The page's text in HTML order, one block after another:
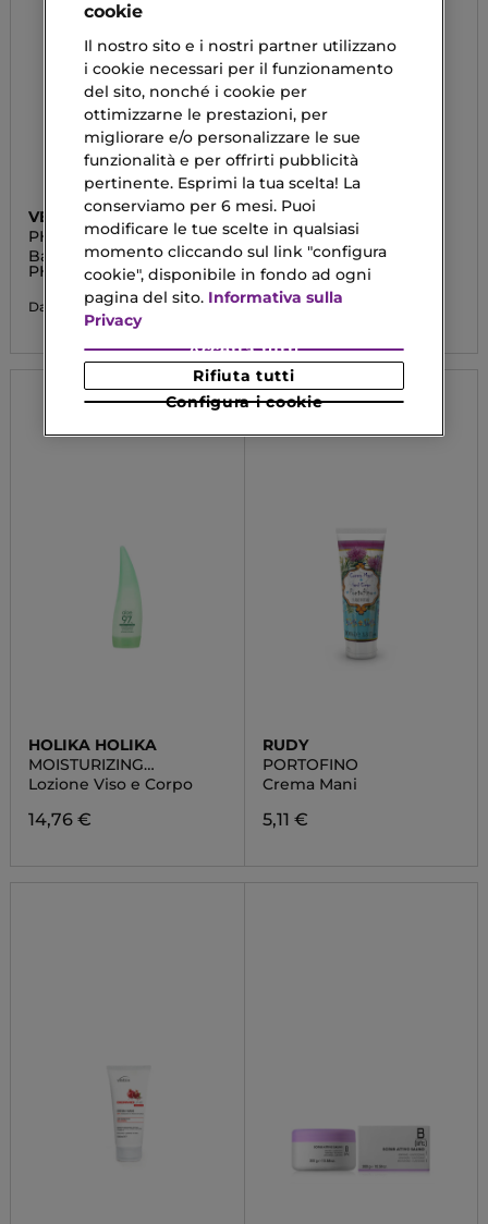
VEBIX
PHYTAMIN NATURAL
Bagnodoccia Fisiologico
PH 5.5
Da 7,50 €
RITUALS
THE RITUAL OF KARMA
Maschera Corpo Notte
16,90 €
HOLIKA HOLIKA
MOISTURIZING
SOOTHING LOTION
Lozione Viso e Corpo
14,76 €
RUDY
PORTOFINO
Crema Mani
5,11 €
cookie
Il nostro sito e i nostri partner utilizzano
i cookie necessari per il funzionamento
del sito, nonché i cookie per
ottimizzarne le prestazioni, per
migliorare e/o personalizzare le sue
funzionalità e per offrirti pubblicità
pertinente. Esprimi la tua scelta! La
conserviamo per 6 mesi. Puoi
modificare le tue scelte in qualsiasi
momento cliccando sul link "configura
cookie", disponibile in fondo ad ogni
pagina del sito. Informativa sulla
Privacy
Configura i cookie
Rifiuta tutti
Accetta tutti